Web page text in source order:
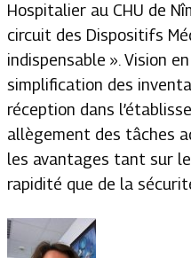
Hospitalier au CHU de
circuit des Dispositifs
indispensable ». Vision
simplification des
réception dans
allègement des tâches
les avantages tant sur
rapidité que de la